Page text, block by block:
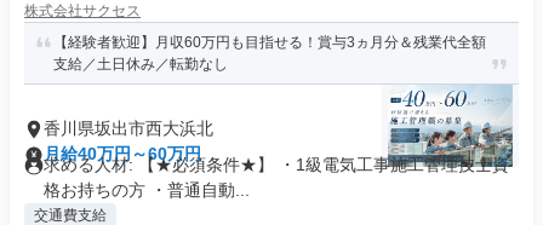
株式会社サクセス
【経験者歓迎】月収60万円も目指せる！賞与3ヵ月分＆残業代全額
支給／土日休み／転勤なし
香川県坂出市西大浜北
月給40万円～60万円
求める人材: 【★必須条件★】 ・1級電気工事施工管理技士資
格お持ちの方 ・普通自動...
交通費支給